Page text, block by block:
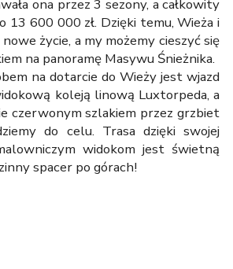
ona przez 3 sezony, a całkowity
600 000 zł. Dzięki temu, Wieża i
życie, a my możemy cieszyć się
na panoramę Masywu Śnieżnika.
na dotarcie do Wieży jest wjazd
koleją linową Luxtorpeda, a
czerwonym szlakiem przez grzbiet
do celu. Trasa dzięki swojej
widokom jest świetną
spacer po górach!